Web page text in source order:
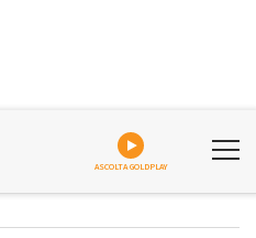
ASCOLTA GOLDPLAY